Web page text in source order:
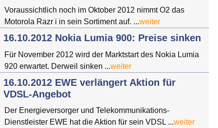
Voraussichtlich noch im Oktober 2012 nimmt O2 das
Motorola Razr i in sein Sortiment auf. ...weiter
16.10.2012 Nokia Lumia 900: Preise sinken
Für November 2012 wird der Marktstart des Nokia Lumia
920 erwartet. Derweil sinken ...weiter
16.10.2012 EWE verlängert Aktion für
VDSL-Angebot
Der Energieversorger und Telekommunikations-
Dienstleister EWE hat die Aktion für sein VDSL ...weiter